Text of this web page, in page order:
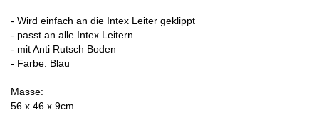
- Wird einfach an die Intex Leiter geklippt
- passt an alle Intex Leitern
- mit Anti Rutsch Boden
- Farbe: Blau
Masse:
56 x 46 x 9cm